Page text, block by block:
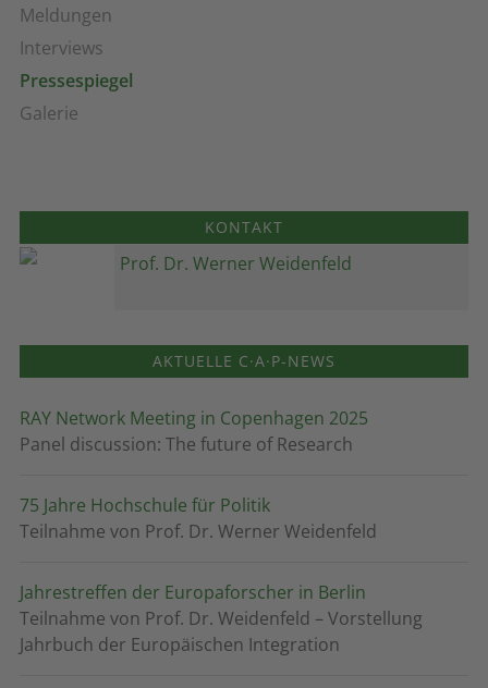
Meldungen
Interviews
Pressespiegel
Galerie
KONTAKT
Prof. Dr. Werner Weidenfeld
AKTUELLE C·A·P-NEWS
RAY Network Meeting in Copenhagen 2025
Panel discussion: The future of Research
75 Jahre Hochschule für Politik
Teilnahme von Prof. Dr. Werner Weidenfeld
Jahrestreffen der Europaforscher in Berlin
Teilnahme von Prof. Dr. Weidenfeld – Vorstellung
Jahrbuch der Europäischen Integration